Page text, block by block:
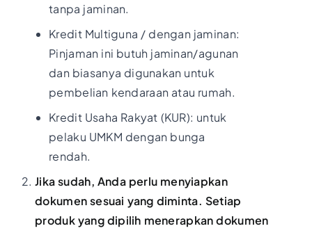
tanpa jaminan.
Kredit Multiguna / dengan jaminan:
Pinjaman ini butuh jaminan/agunan
dan biasanya digunakan untuk
pembelian kendaraan atau rumah.
Kredit Usaha Rakyat (KUR): untuk
pelaku UMKM dengan bunga
rendah.
Jika sudah, Anda perlu menyiapkan
dokumen sesuai yang diminta. Setiap
produk yang dipilih menerapkan dokumen